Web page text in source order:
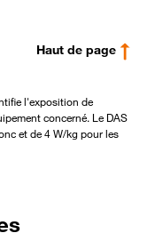
Haut de page
l'exposition de
concerné. Le DAS
et de 4 W/kg pour les